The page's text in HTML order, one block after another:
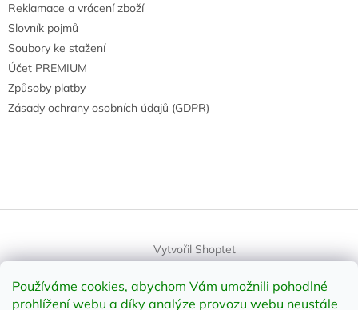
Používáme cookies, abychom Vám umožnili pohodlné
prohlížení webu a díky analýze provozu webu neustále
Reklamace a vrácení zboží
Slovník pojmů
Soubory ke stažení
Účet PREMIUM
Způsoby platby
Zásady ochrany osobních údajů (GDPR)
Vytvořil Shoptet
Copyright 2026 element-shop.cz
. Všechna práva vyhrazena.